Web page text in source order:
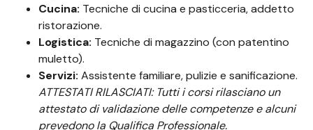
Cucina: Tecniche di cucina e pasticceria, addetto
ristorazione.
Logistica: Tecniche di magazzino (con patentino
muletto).
Servizi: Assistente familiare, pulizie e sanificazione.
ATTESTATI RILASCIATI: Tutti i corsi rilasciano un
attestato di validazione delle competenze e alcuni
prevedono la Qualifica Professionale.